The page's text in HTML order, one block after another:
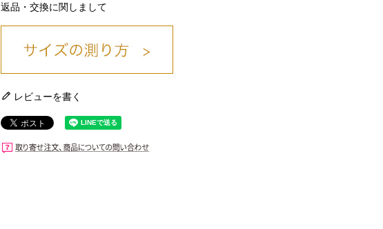
返品・交換に関しまして
レビューを書く